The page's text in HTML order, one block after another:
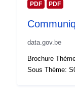
Droits
temporelle:
PDF PDF
data.gov.be
Brochure
Sous Thème: